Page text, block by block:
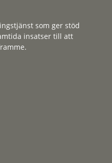
som ger stöd
insatser till att